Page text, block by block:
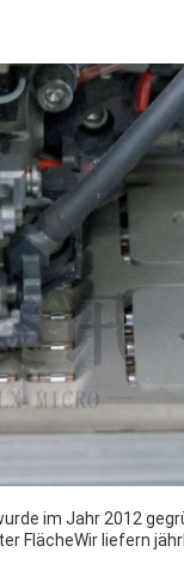
im Jahr 2012
FlächeWir liefern